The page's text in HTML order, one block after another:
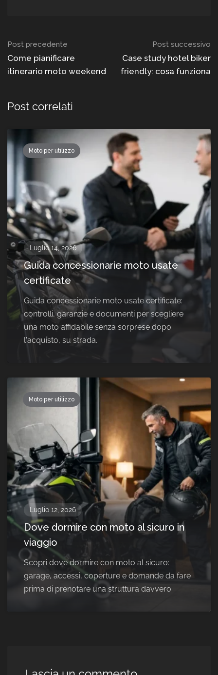
Navigazione
del
post
Post precedente
Come pianificare
itinerario moto weekend
Post successivo
Case study hotel biker
friendly: cosa funziona
Post correlati
Moto per utilizzo
Luglio 14, 2026
Guida concessionarie moto usate
certificate
Guida concessionarie moto usate certificate:
controlli, garanzie e documenti per scegliere
una moto affidabile senza sorprese dopo
l'acquisto, su strada.
Moto per utilizzo
Luglio 12, 2026
Dove dormire con moto al sicuro in
viaggio
Scopri dove dormire con moto al sicuro:
garage, accessi, coperture e domande da fare
prima di prenotare una struttura davvero